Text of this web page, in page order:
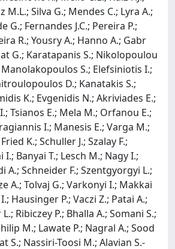
M.L.; Silva G.; Mendes C.; Lyra A.;
G.; Fernandes J.C.; Pereira P.;
R.; Yousry A.; Hanno A.; Gabr
G.; Karatapanis S.; Nikolopoulou
S.; Elefsiniotis I.;
D.; Kanatakis S.;
K.; Evgenidis N.; Akriviades E.;
Tsianos E.; Mela M.; Orfanou E.;
I.; Manesis E.; Varga M.;
K.; Schuller J.; Szalay F.;
I.; Banyai T.; Lesch M.; Nagy I.;
A.; Schneider F.; Szentgyorgyi L.;
A.; Tolvaj G.; Varkonyi I.; Makkai
I.; Hausinger P.; Vaczi Z.; Patai A.;
Ribiczey P.; Bhalla A.; Somani S.;
M.; Lawate P.; Nagral A.; Sood
S.; Nassiri-Toosi M.; Alavian S.-